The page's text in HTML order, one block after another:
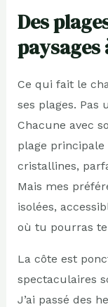
Des
paysages
Ce qui fait le
ses plages. Pas
Chacune avec
plage principale
cristallines,
Mais mes
isolées,
où tu pourras
La côte est
spectaculaires
J’ai passé des